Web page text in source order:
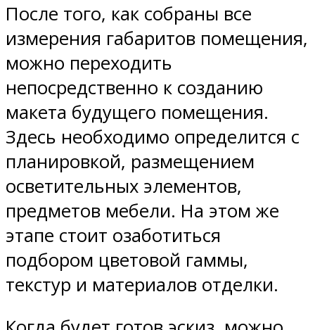
После того, как собраны все
измерения габаритов помещения,
можно переходить
непосредственно к созданию
макета будущего помещения.
Здесь необходимо определится с
планировкой, размещением
осветительных элементов,
предметов мебели. На этом же
этапе стоит озаботиться
подбором цветовой гаммы,
текстур и материалов отделки.